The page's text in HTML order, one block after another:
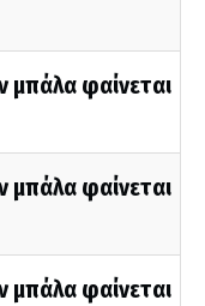
μπάλα φαίνεται
μπάλα φαίνεται
μπάλα φαίνεται